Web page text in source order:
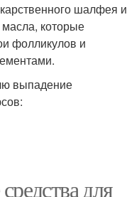
шалфея и
которые
фолликулов и
выпадение
для